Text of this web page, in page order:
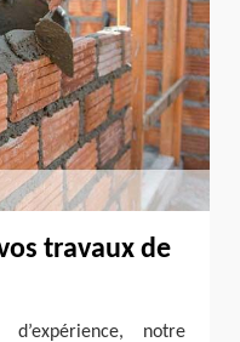
travaux de
notre